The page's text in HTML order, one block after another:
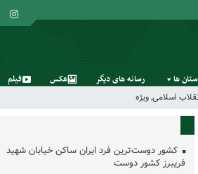
ها رسانه‌ های‌ دیگر عکس فیلم
اسلامی,ویژه
کشور دوست‌ترین فرد ایران ساکن خیابان شهید
فریبرز کشور دوست